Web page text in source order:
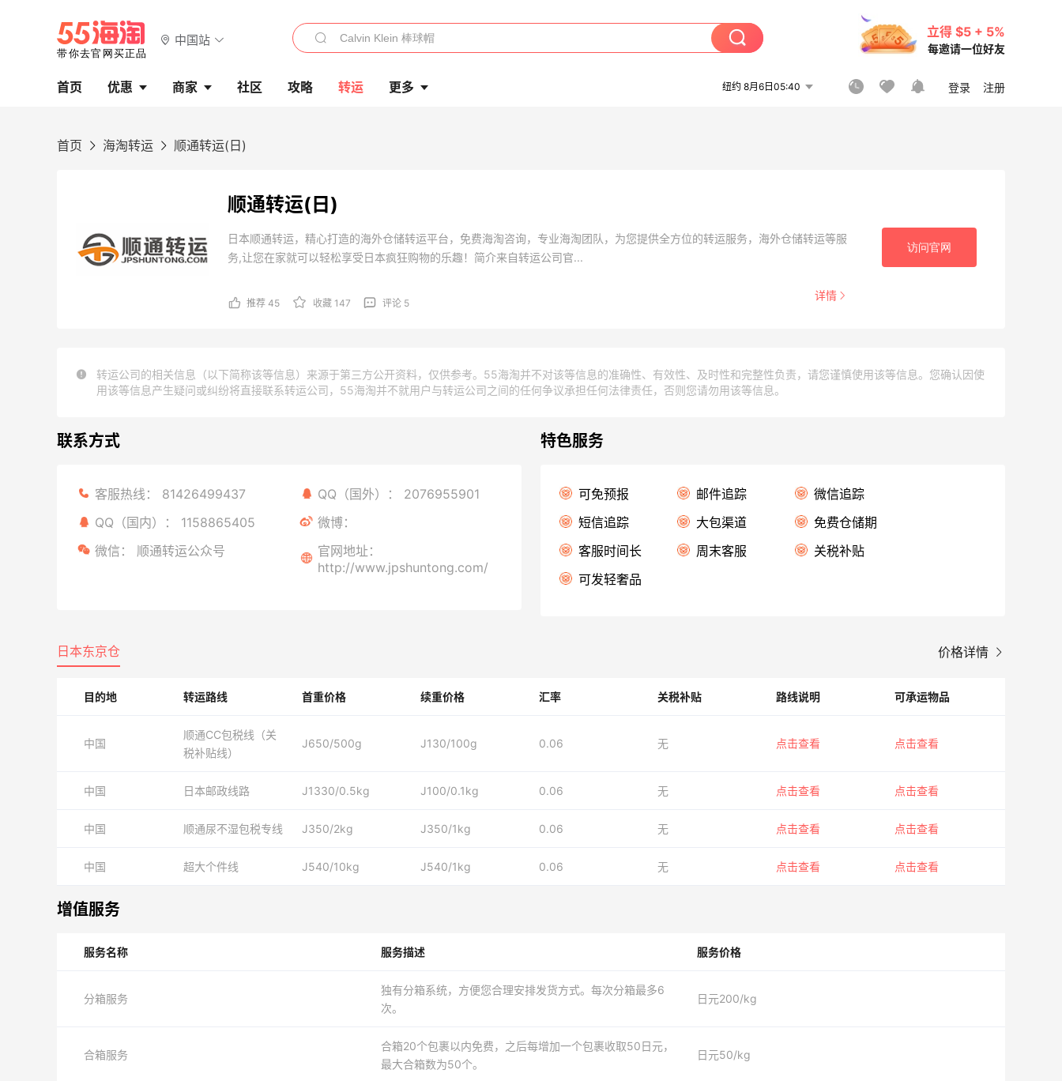
中国站
立得 $5 + 5%
每邀请一位好友
首页 优惠 商家 社区 攻略 转运 更多 纽约 8月6日05:40 登录 注册
首页 海淘转运 顺通转运(日)
顺通转运(日)
日本顺通转运，精心打造的海外仓储转运平台，免费海淘咨询，专业海淘团队，为您提供全方位的转运服务，海外仓储转运等服
务,让您在家就可以轻松享受日本疯狂购物的乐趣！简介来自转运公司官...
详情
推荐 45 收藏 147 评论 5
访问官网
转运公司的相关信息（以下简称该等信息）来源于第三方公开资料，仅供参考。55海淘并不对该等信息的准确性、有效性、及时性和完整性负责，请您谨慎使用该等信息。您确认因使
用该等信息产生疑问或纠纷将直接联系转运公司，55海淘并不就用户与转运公司之间的任何争议承担任何法律责任，否则您请勿用该等信息。
联系方式
客服热线： 81426499437 QQ（国外）： 2076955901
QQ（国内）： 1158865405
微博：
微信： 顺通转运公众号
官网地址：
http://www.jpshuntong.com/
特色服务
可免预报 邮件追踪
微信追踪
短信追踪
大包渠道
免费仓储期
客服时间长
周末客服
关税补贴
可发轻奢品
价格详情
日本东京仓
目的地 转运路线 首重价格 续重价格 汇率 关税补贴 路线说明 可承运物品
中国
顺通CC包税线（关
税补贴线）
J650/500g J130/100g 0.06 无 点击查看 点击查看
中国 日本邮政线路 J1330/0.5kg J100/0.1kg 0.06 无 点击查看 点击查看
中国 顺通尿不湿包税专线 J350/2kg J350/1kg 0.06 无 点击查看 点击查看
中国 超大个件线 J540/10kg J540/1kg 0.06 无 点击查看 点击查看
增值服务
服务名称 服务描述 服务价格
分箱服务
独有分箱系统，方便您合理安排发货方式。每次分箱最多6
次。
日元200/kg
合箱服务
合箱20个包裹以内免费，之后每增加一个包裹收取50日元，
最大合箱数为50个。
日元50/kg